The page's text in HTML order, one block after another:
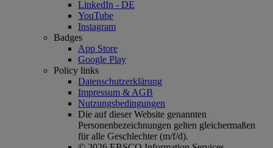
LinkedIn - DE
YouTube
Instagram
Badges
App Store
Google Play
Policy links
Datenschutzerklärung
Impressum & AGB
Nutzungsbedingungen
Die auf dieser Website genannten
Personenbezeichnungen gelten gleichermaßen
für alle Geschlechter (m/f/d).